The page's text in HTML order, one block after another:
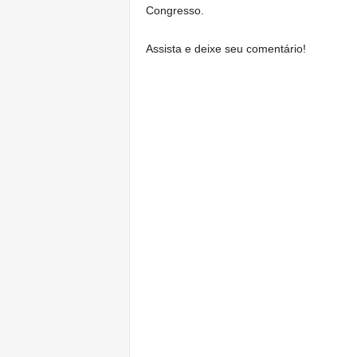
Congresso.
Assista e deixe seu comentário!